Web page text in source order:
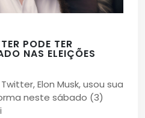
PODE TER
NAS ELEIÇÕES
Elon Musk, usou sua
neste sábado (3)